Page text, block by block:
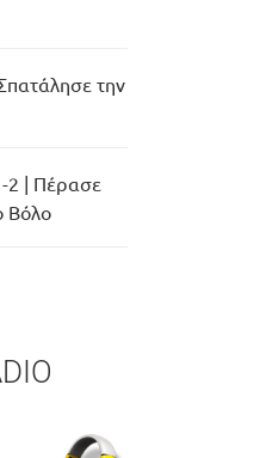
την
2 | Πέρασε
Βόλο